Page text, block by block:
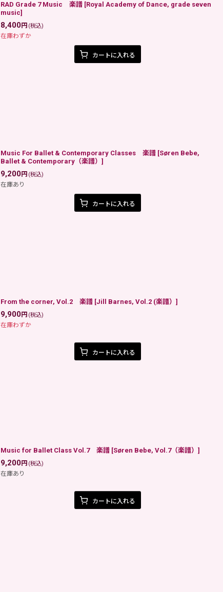
RAD Grade 7 Music 楽譜 [Royal Academy of Dance, grade seven
music]
8,400円 (税込)
在庫わずか
カートに入れる
Music For Ballet & Contemporary Classes 楽譜 [Søren Bebe,
Ballet & Contemporary（楽譜）]
9,200円 (税込)
在庫あり
カートに入れる
From the corner, Vol.2 楽譜 [Jill Barnes, Vol.2 (楽譜）]
9,900円 (税込)
在庫わずか
カートに入れる
Music for Ballet Class Vol.7 楽譜 [Søren Bebe, Vol.7（楽譜）]
9,200円 (税込)
在庫あり
カートに入れる